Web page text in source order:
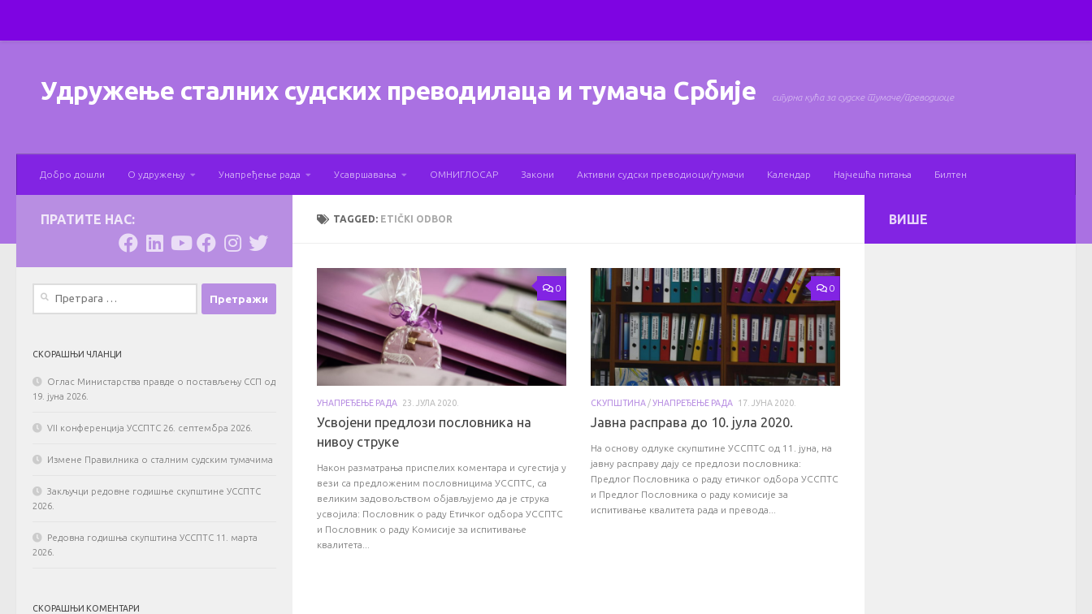
Удружење сталних судских преводилаца и тумача Србије сигурна кућа за судске тумаче/преводиоце
Добро дошли О удружењу Унапређење рада Усавршавања ОМНИГЛОСАР Закони Активни судски преводиоци/тумачи Календар Најчешћа питања Билтен
TAGGED: ETIČKI ODBOR
0
УНАПРЕЂЕЊЕ РАДА 23. ЈУЛА 2020.
Усвојени предлози пословника на
нивоу струке
Након разматрања приспелих коментара и сугестија у
вези са предложеним пословницима УССПТС, са
великим задовољством објављујемо да је струка
усвојила: Пословник о раду Етичког одбора УССПТС
и Пословник о раду Комисије за испитивање
квалитета...
0
СКУПШТИНА /УНАПРЕЂЕЊЕ РАДА 17. ЈУНА 2020.
Јавна расправа до 10. јула 2020.
На основу одлуке скупштине УССПТС од 11. јуна, на
јавну расправу дају се предлози пословника:
Предлог Пословника о раду етичког одбора УССПТС
и Предлог Пословника о раду комисије за
испитивање квалитета рада и превода...
ПРАТИТЕ НАС:
СКОРАШЊИ ЧЛАНЦИ
Оглас Министарства правде о постављењу ССП од
19. јуна 2026.
VII конференција УССПТС 26. септембра 2026.
Измене Правилника о сталним судским тумачима
Закључци редовне годишње скупштине УССПТС
2026.
Редовна годишња скупштина УССПТС 11. марта
2026.
СКОРАШЊИ КОМЕНТАРИ
ВИШЕ